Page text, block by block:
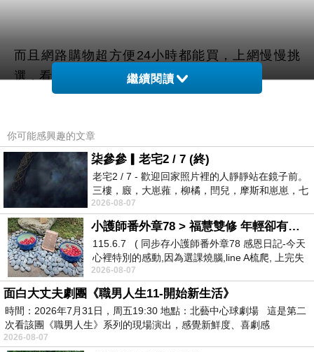
而且網路購物超方便24小時都能買，上網慢慢挑
選，看看網友鄉民心得文，
裡買最便宜.最划算!
查了很多【VITAL SPA】松露育髮洗髮精(250ml)的
開箱.分享.評論跟比價的結果，發現它真的很棒!!!
而且在網路上購買，品質有保障又有七天鑑賞期，
不滿意可以退貨也不用擔心買貴!
你一定要來看看【VITAL SPA】松露育髮洗髮精
(250ml)~~
繼續閱讀
你可能感興趣的文章
柒參參▎老宅2 / 7 (終)
老宅2 / 7 - 歡迎回家照片裡的人靜靜站在鏡子前。
三樓，廄，大崽蕥，柳橘，閆兒，摩斯和崽崽，七
個人整整齊齊地站在鏡框之外，如同
2026-08-07
小護師番外章78 > 福慧雙修 年輕卻有個老靈魂 ㄑ金剛經〉podcast
115.6.7 ( 同步存小護師番外章78 感恩日記-今天
心裡特別的感動,因為選課燒腦,line A梳爬, 上完失
智課的她,特來傾
2026-08-07
面白大丈夫劇團《職男人生11-開始新生活》
時間：2026年7月31日，周五19:30 地點：北藝中心球劇場 這是第二
次看該團《職男人生》系列的現場演出，感覺新鮮度、喜劇感
2026-08-07